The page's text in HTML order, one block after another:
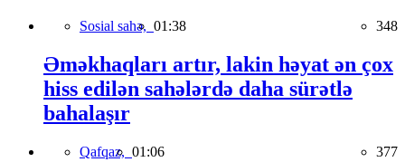
Sosial sahə, 01:38 348
Əməkhaqları artır, lakin həyat ən çox
hiss edilən sahələrdə daha sürətlə
bahalaşır
Qafqaz, 01:06 377